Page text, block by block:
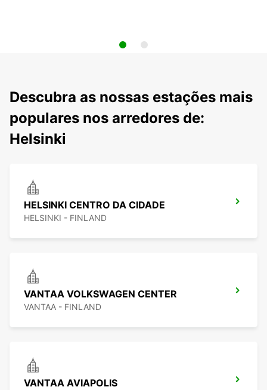
Descubra as nossas estações mais
populares nos arredores de:
Helsinki
HELSINKI CENTRO DA CIDADE
HELSINKI - FINLAND
VANTAA VOLKSWAGEN CENTER
VANTAA - FINLAND
VANTAA AVIAPOLIS